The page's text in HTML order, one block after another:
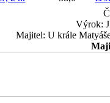
Výrok:
Majitel: U krále